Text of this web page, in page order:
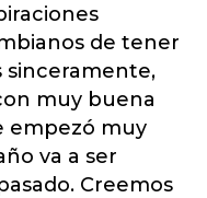
de tener
sinceramente,
muy buena
empezó muy
va a ser
Creemos